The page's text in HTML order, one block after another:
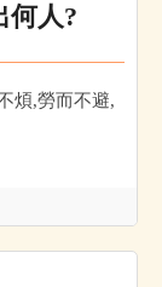
何人?
煩,勞而不避,